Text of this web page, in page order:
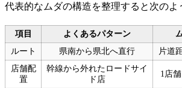
代表的なムダの構造を整理すると次のよ
項目 よくあるパターン
ルート
県南から県北へ直行
片道
店舗配
置
幹線から外れたロードサイ
ド店
1店